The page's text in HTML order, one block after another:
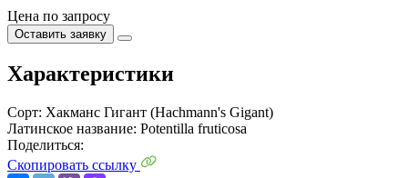
Цена по запросу
Оставить заявку
Характеристики
Сорт: Хакманс Гигант (Hachmann's Gigant)
Латинское название: Potentilla fruticosa
Поделиться:
Скопировать ссылку